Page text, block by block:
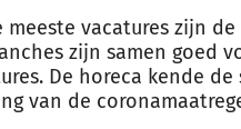
meeste vacatures zijn
zijn samen goed
De horeca kende
van de